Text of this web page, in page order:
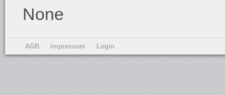
None
AGB Impressum Login